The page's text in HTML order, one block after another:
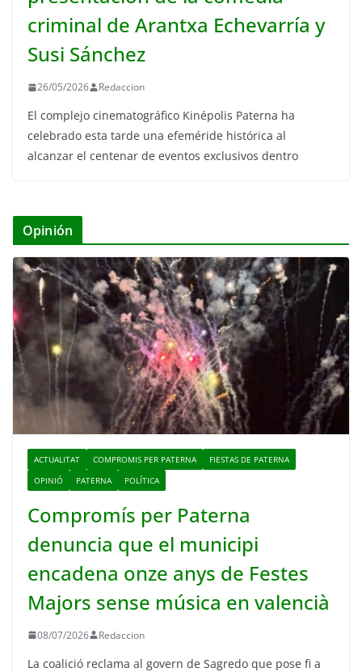
criminal de Arantxa Echevarría y
Susi Sánchez
26/05/2026 Redaccion
El complejo cinematográfico Kinépolis Paterna ha
celebrado esta tarde una efeméride histórica al
alcanzar el centenar de eventos exclusivos dentro
Opinión
ACTUALITAT COMPROMIS PER PATERNA
FIESTAS DE PATERNA
OPINIÓ
PATERNA POLÍTICA
Compromís per Paterna
denuncia que el municipi
encadena onze anys de Festes
Majors sense música en valencià
08/07/2026 Redaccion
La coalició reclama al govern de Sagredo que pose fi a